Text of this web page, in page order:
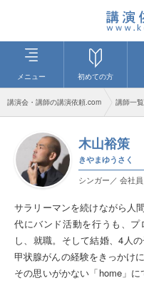
メニュー 初めての方
講演会・講師の講演依頼.com 講師一覧
木山裕策
きやまゆうさく
シンガー／ 会社員
サラリーマンを続けながら人
代にバンド活動を行うも、
し、就職。そして結婚、4⼈
甲状腺がんの経験をきっかけ
その思いがかない「home」